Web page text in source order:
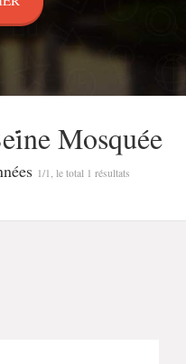
Mosquée
1/1, le total 1 résultats